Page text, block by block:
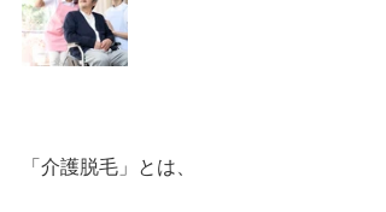
「介護脱毛」とは、